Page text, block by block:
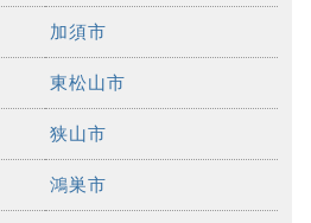
加須市
東松山市
狭山市
鴻巣市